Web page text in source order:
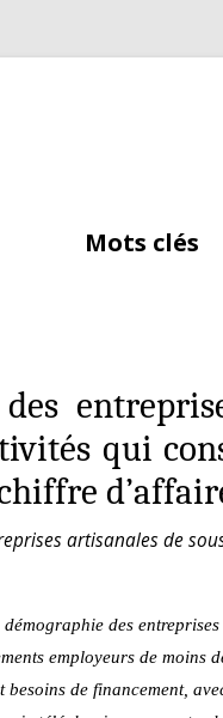
Mots clés
qui
artisanales de
des entreprises
employeurs de moins
de financement,